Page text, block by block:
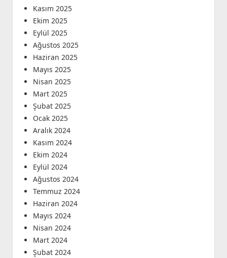
Kasım 2025
Ekim 2025
Eylül 2025
Ağustos 2025
Haziran 2025
Mayıs 2025
Nisan 2025
Mart 2025
Şubat 2025
Ocak 2025
Aralık 2024
Kasım 2024
Ekim 2024
Eylül 2024
Ağustos 2024
Temmuz 2024
Haziran 2024
Mayıs 2024
Nisan 2024
Mart 2024
Şubat 2024